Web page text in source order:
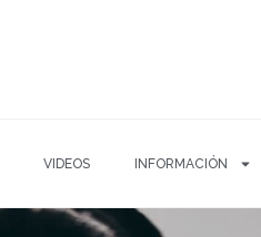
VIDEOS INFORMACIÓN